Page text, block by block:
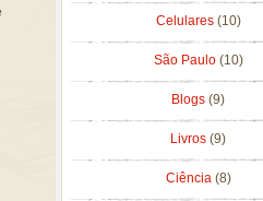
Celulares (10)
São Paulo (10)
Blogs (9)
Livros (9)
Ciência (8)